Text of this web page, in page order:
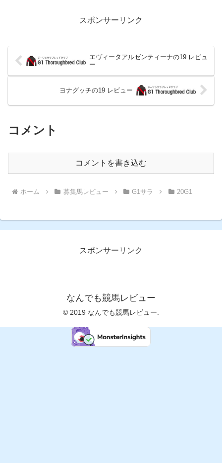
スポンサーリンク
エヴィータアルゼンティーナの19 レビュ
ー
ヨナグッチの19 レビュー
コメント
コメントを書き込む
ホーム 募集馬レビュー G1サラ 20G1
スポンサーリンク
なんでも競馬レビュー
© 2019 なんでも競馬レビュー.